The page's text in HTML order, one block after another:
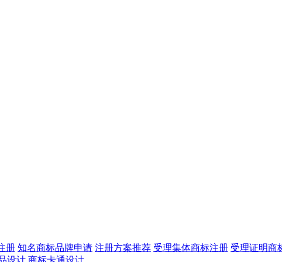
册 知名商标品牌申请 注册方案推荐 受理集体商标注册 受理证明商
设计 商标卡通设计